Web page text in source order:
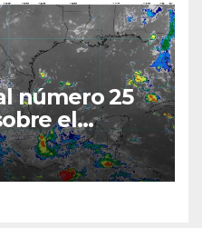
número 25
el